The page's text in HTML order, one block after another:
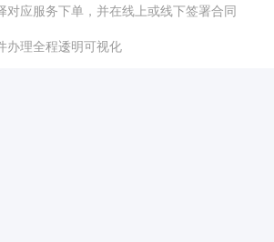
对应服务下单，并在线上或线下签署合同
办理全程逶明可视化